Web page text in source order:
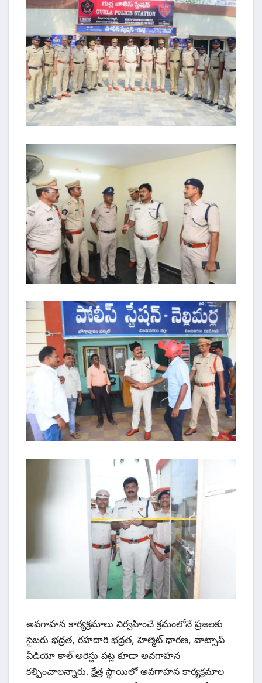
అవగాహన కార్యక్రమాలు నిర్వహించే క్రమంలోనే ప్రజలకు
సైబరు భద్రత, రహదారి భద్రత, హెల్మెట్ ధారణ, వాట్సాప్
వీడియో కాల్ అరెస్టు పట్ల కూడా అవగాహన
కల్పించాలన్నారు. క్షేత్ర స్థాయిలో అవగాహన కార్యక్రమాల